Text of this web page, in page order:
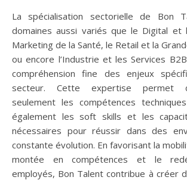
La spécialisation sectorielle de Bon
domaines aussi variés que le Digital et
Marketing de la Santé, le Retail et la
ou encore l’Industrie et les Services
compréhension fine des enjeux
secteur. Cette expertise permet
seulement les compétences
également les soft skills et les
nécessaires pour réussir dans des
constante évolution. En favorisant la
montée en compétences et le
employés, Bon Talent contribue à créer